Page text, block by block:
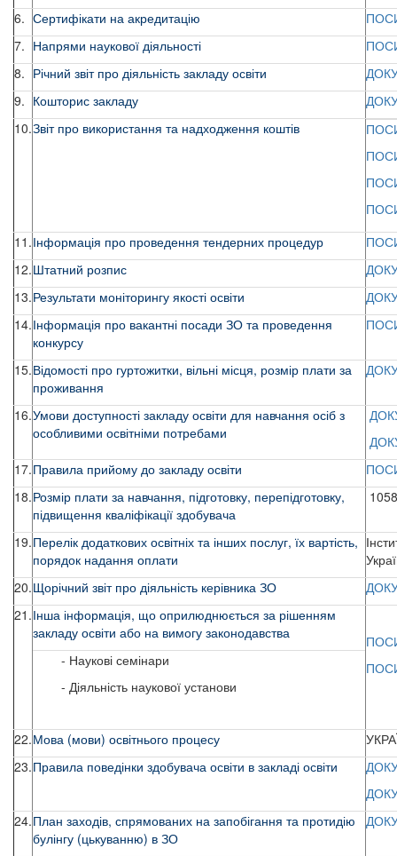
6. Сертифікати на акредитацію
7. Напрями наукової діяльності
8. Річний звіт про діяльність закладу освіти
9. Кошторис закладу
10.Звіт про використання та надходження коштів
11.Інформація про проведення тендерних процедур
12.Штатний розпис
13.Результати моніторингу якості освіти
14.Інформація про вакантні посади ЗО та проведення
конкурсу
15.Відомості про гуртожитки, вільні місця, розмір плати за
проживання
16.Умови доступності закладу освіти для навчання осіб з
особливими освітніми потребами
17.Правила прийому до закладу освіти
18.Розмір плати за навчання, підготовку, перепідготовку,
підвищення кваліфікації здобувача
19.Перелік додаткових освітніх та інших послуг, їх вартість,
порядок надання оплати
20.Щорічний звіт про діяльність керівника ЗО
21.Інша інформація, що оприлюднюється за рішенням
закладу освіти або на вимогу законодавства
- Наукові семінари
- Діяльність наукової установи
22.Мова (мови) освітнього процесу
23.Правила поведінки здобувача освіти в закладі освіти
24.План заходів, спрямованих на запобігання та протидію
булінгу (цькуванню) в ЗО